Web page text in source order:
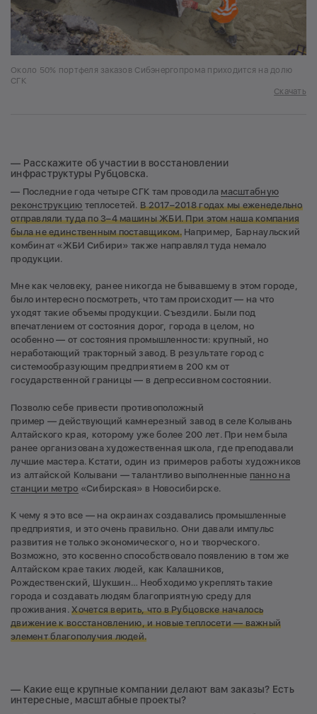
Около 50% портфеля заказов Сибэнергопрома приходится на долю
СГК
Скачать
— Расскажите об участии в восстановлении
инфраструктуры Рубцовска.
— Последние года четыре СГК там проводила масштабную
реконструкцию теплосетей.В 2017–2018 годах мы еженедельно
отправляли туда по 3–4 машины ЖБИ. При этом наша компания
была не единственным поставщиком.Например, Барнаульский
комбинат «ЖБИ Сибири» также направлял туда немало
продукции.
Мне как человеку, ранее никогда не бывавшему в этом городе,
было интересно посмотреть, что там происходит — на что
уходят такие объемы продукции. Съездили. Были под
впечатлением от состояния дорог, города в целом, но
особенно — от состояния промышленности: крупный, но
неработающий тракторный завод. В результате город с
системообразующим предприятием в 200 км от
государственной границы — в депрессивном состоянии.
Позволю себе привести противоположный
пример — действующий камнерезный завод в селе Колывань
Алтайского края, которому уже более 200 лет. При нем была
ранее организована художественная школа, где преподавали
лучшие мастера. Кстати, один из примеров работы художников
из алтайской Колывани — талантливо выполненные панно на
станции метро «Сибирская» в Новосибирске.
К чему я это все — на окраинах создавались промышленные
предприятия, и это очень правильно. Они давали импульс
развития не только экономического, но и творческого.
Возможно, это косвенно способствовало появлению в том же
Алтайском крае таких людей, как Калашников,
Рождественский, Шукшин… Необходимо укреплять такие
города и создавать людям благоприятную среду для
проживания.Хочется верить, что в Рубцовске началось
движение к восстановлению, и новые теплосети — важный
элемент благополучия людей.
— Какие еще крупные компании делают вам заказы? Есть
интересные, масштабные проекты?